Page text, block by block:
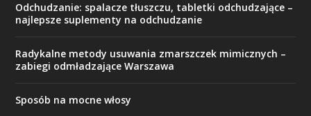
Odchudzanie: spalacze tłuszczu, tabletki odchudzające –
najlepsze suplementy na odchudzanie
Radykalne metody usuwania zmarszczek mimicznych –
zabiegi odmładzające Warszawa
Sposób na mocne włosy